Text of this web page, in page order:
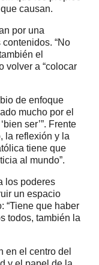
causan.
por una
“No
el
volver a “colocar
de enfoque
mucho por el
ser’”. Frente
la reflexión y la
tiene que
al mundo”.
los poderes
un espacio
“Tiene que haber
todos, también la
en el centro del